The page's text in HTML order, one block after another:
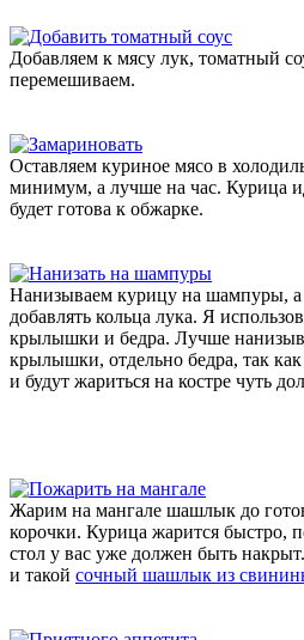
Добавляем к мясу лук, томатный
перемешиваем.
Оставляем куриное мясо в
минимум, а лучше на час. Курица
будет готова к обжарке.
Нанизываем курицу на шампуры,
добавлять кольца лука. Я
крылышки и бедра. Лучше
крылышки, отдельно бедра, так
и будут жариться на костре чуть
Жарим на мангале шашлык до
корочки. Курица жарится быстро,
стол у вас уже должен быть
и такой сочный шашлык из